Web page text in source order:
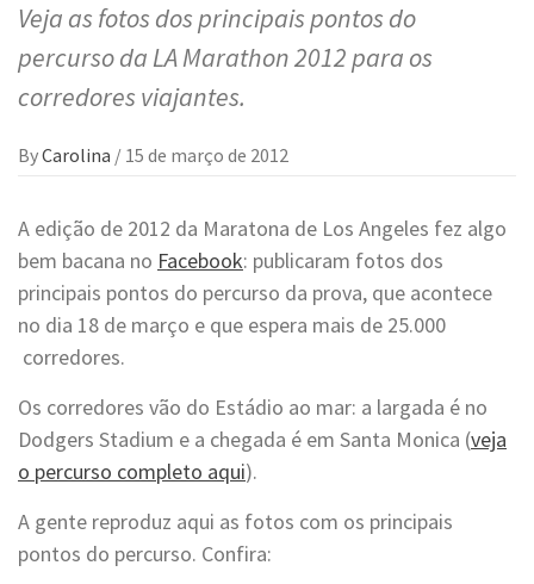
Veja as fotos dos principais pontos do
percurso da LA Marathon 2012 para os
corredores viajantes.
ByCarolina / 15 de março de 2012
A edição de 2012 da Maratona de Los Angeles fez algo
bem bacana no Facebook: publicaram fotos dos
principais pontos do percurso da prova, que acontece
no dia 18 de março e que espera mais de 25.000
corredores.
Os corredores vão do Estádio ao mar: a largada é no
Dodgers Stadium e a chegada é em Santa Monica (veja
o percurso completo aqui).
A gente reproduz aqui as fotos com os principais
pontos do percurso. Confira: